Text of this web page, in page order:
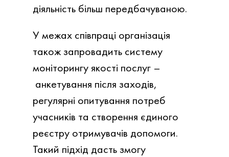
діяльність більш передбачуваною.
У межах співпраці організація
також запровадить систему
моніторингу якості послуг –
анкетування після заходів,
регулярні опитування потреб
учасників та створення єдиного
реєстру отримувачів допомоги.
Такий підхід дасть змогу